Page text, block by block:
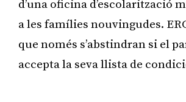
d’una oficina d’escolarització
a les famílies nouvingudes.
que només s’abstindran si el
accepta la seva llista de